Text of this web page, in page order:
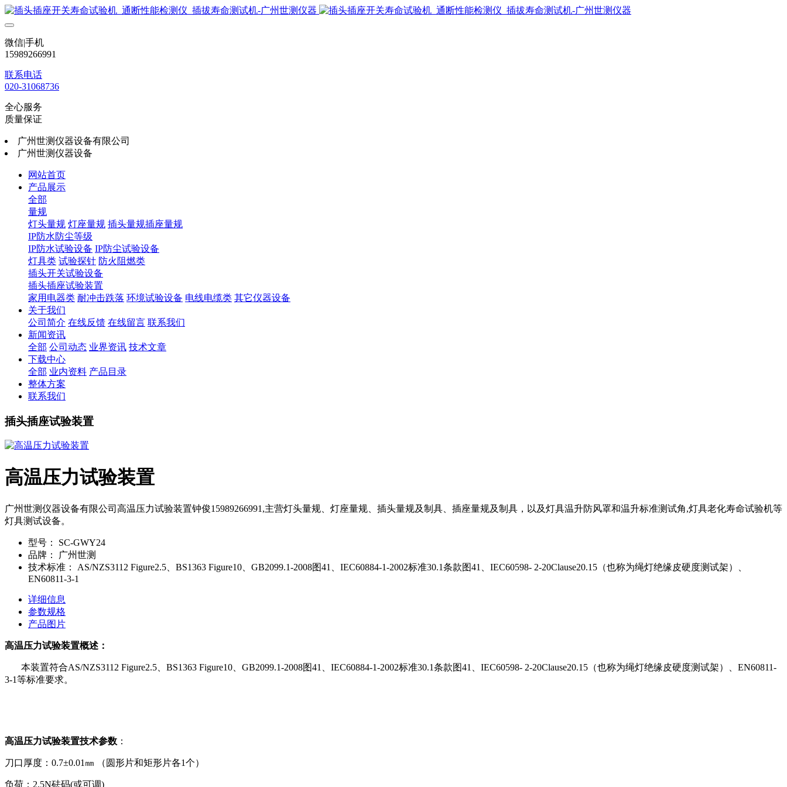
微信|手机
15989266991
联系电话
020-31068736
全心服务
质量保证
广州世测仪器设备有限公司
广州世测仪器设备
网站首页
产品展示
全部
量规
灯头量规 灯座量规 插头量规插座量规
IP防水防尘等级
IP防水试验设备 IP防尘试验设备
灯具类 试验探针 防火阻燃类
插头开关试验设备
插头插座试验装置
家用电器类 耐冲击跌落 环境试验设备 电线电缆类 其它仪器设备
关于我们
公司简介 在线反馈 在线留言 联系我们
新闻资讯
全部 公司动态 业界资讯 技术文章
下载中心
全部 业内资料 产品目录
整体方案
联系我们
插头插座试验装置
高温压力试验装置
广州世测仪器设备有限公司高温压力试验装置钟俊15989266991,主营灯头量规、灯座量规、插头量规及制具、插座量规及制具，以及灯具温升防风罩和温升标准测试角,灯具老化寿命试验机等
灯具测试设备。
型号：
SC-GWY24
品牌：
广州世测
技术标准：
AS/NZS3112 Figure2.5、BS1363 Figure10、GB2099.1-2008图41、IEC60884-1-2002标准30.1条款图41、IEC60598- 2-20Clause20.15（也称为绳灯绝缘皮硬度测试架）、
EN60811-3-1
详细信息
参数规格
产品图片
高温压力试验装置概述：
本装置符合AS/NZS3112 Figure2.5 BS1363 Figure10 GB2099.1-2008图41 IEC60884-1-2002标准30.1条款图41 IEC60598- 2-20Clause20.15 （也称为绳灯绝缘皮硬度测试架）、 EN60811-
3-1等标准要求。
高温压力试验装置技术参数 ：
刀口厚度： 0.7±0.01 ㎜ （圆形片和矩形片各1个）
负荷： 2.5N砝码(或可调)